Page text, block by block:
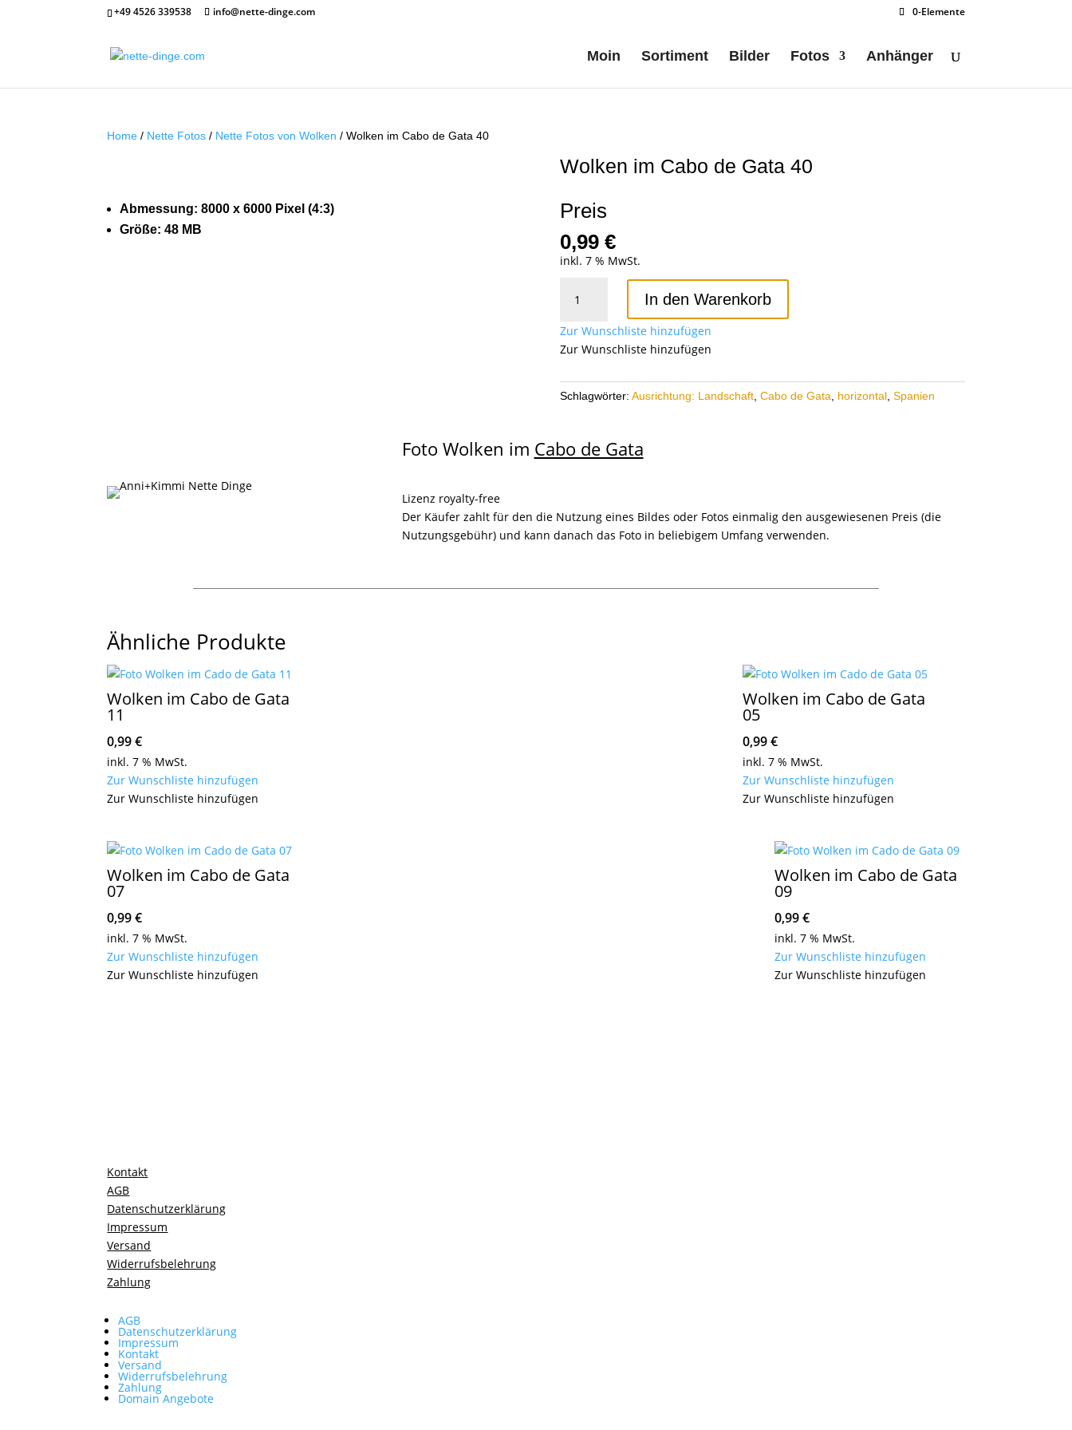
+49 4526 339538 info@nette-dinge.com 0-Elemente
Moin Sortiment Bilder Fotos Anhänger
Home / Nette Fotos / Nette Fotos von Wolken / Wolken im Cabo de Gata 40
Abmessung: 8000 x 6000 Pixel (4:3)
Größe: 48 MB
Wolken im Cabo de Gata 40
Preis
0,99 €
inkl. 7 % MwSt.
Menge
In den Warenkorb
Zur Wunschliste hinzufügen
Zur Wunschliste hinzufügen
Schlagwörter: Ausrichtung: Landschaft, Cabo de Gata horizontal, Spanien
Foto Wolken im Cabo de Gata
Lizenz royalty-free
Der Käufer zahlt für den die Nutzung eines Bildes oder Fotos einmalig den ausgewiesenen Preis (die
Nutzungsgebühr) und kann danach das Foto in beliebigem Umfang verwenden.
Ähnliche Produkte
Wolken im Cabo de Gata
11
0,99€
inkl. 7 % MwSt.
Zur Wunschliste hinzufügen
Zur Wunschliste hinzufügen
Wolken im Cabo de Gata
05
0,99€
inkl. 7 % MwSt.
Zur Wunschliste hinzufügen
Zur Wunschliste hinzufügen
Wolken im Cabo de Gata
07
0,99€
inkl. 7 % MwSt.
Zur Wunschliste hinzufügen
Zur Wunschliste hinzufügen
Wolken im Cabo de Gata
09
0,99€
inkl. 7 % MwSt.
Zur Wunschliste hinzufügen
Zur Wunschliste hinzufügen
Kontakt
AGB
Datenschutzerklärung
Impressum
Versand
Widerrufsbelehrung
Zahlung
AGB
Datenschutzerklärung
Impressum
Kontakt
Versand
Widerrufsbelehrung
Zahlung
Domain Angebote